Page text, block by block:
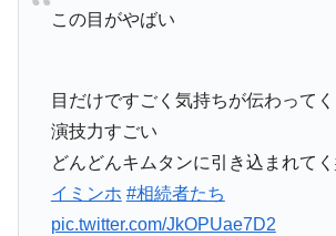
この目がやばい
目だけですごく気持ちが伝わってく
演技力すごい
どんどんキムタンに引き込まれてく
イミンホ #相続者たち
pic.twitter.com/JkOPUae7D2